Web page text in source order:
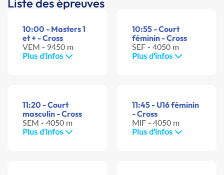
Liste des épreuves
10:00 - Masters 1
et + - Cross
VEM - 9450 m
Plus d'infos
10:55 - Court
féminin - Cross
SEF - 4050 m
Plus d'infos
11:20 - Court
masculin - Cross
SEM - 4050 m
Plus d'infos
11:45 - U16 féminin
- Cross
MIF - 4050 m
Plus d'infos